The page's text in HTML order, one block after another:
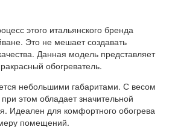
этого итальянского бренда
Это не мешает создавать
Данная модель представляет
обогреватель.
небольшими габаритами. С весом
этом обладает значительной
Идеален для комфортного обогрева
помещений.